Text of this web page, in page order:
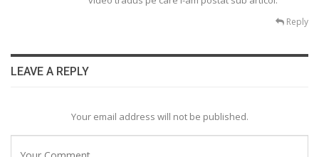
Reply
LEAVE A REPLY
Your email address will not be published.